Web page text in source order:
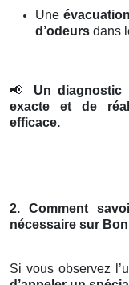
Une
d’odeurs dans
📢
Un diagnostic
exacte et de
efficace.
2. Comment
nécessaire sur
Si vous observez